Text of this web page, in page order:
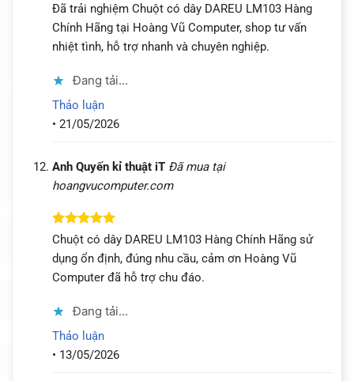
Được
xếp hạng
45 sao
Đã trải nghiệm Chuột có dây DAREU LM103 Hàng
Chính Hãng tại Hoàng Vũ Computer, shop tư vấn
nhiệt tình, hỗ trợ nhanh và chuyên nghiệp.
Đang tải...
Thảo luận
• 21/05/2026
Anh Quyến kỉ thuật iT Đã mua tại
hoangvucomputer.com
Được xếp
hạng
sao
Chuột có dây DAREU LM103 Hàng Chính Hãng sử
dụng ổn định, đúng nhu cầu, cảm ơn Hoàng Vũ
Computer đã hỗ trợ chu đáo.
Đang tải...
Thảo luận
• 13/05/2026